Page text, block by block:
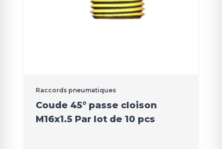
Raccords pneumatiques
Coude 45° passe cloison
M16x1.5 Par lot de 10 pcs